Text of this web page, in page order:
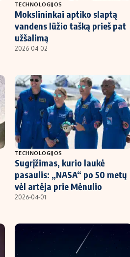
TECHNOLOGIJOS
Mokslininkai aptiko slaptą
vandens lūžio tašką prieš pat
užšalimą
2026-04-02
TECHNOLOGIJOS
Sugrįžimas, kurio laukė
pasaulis: „NASA“ po 50 metų
vėl artėja prie Mėnulio
2026-04-01